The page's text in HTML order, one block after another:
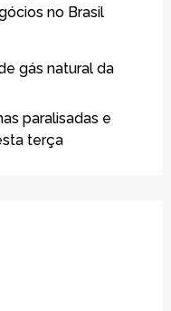
no Brasil
gás natural da
paralisadas e
terça